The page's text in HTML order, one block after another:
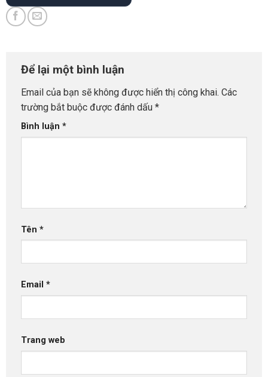
Để lại một bình luận
Email của bạn sẽ không được hiển thị công khai. Các
trường bắt buộc được đánh dấu *
Bình luận *
Tên *
Email *
Trang web